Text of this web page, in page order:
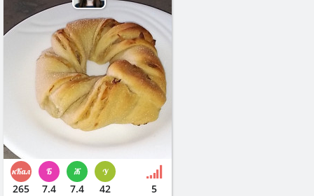
265 7.4 7.4 42 5